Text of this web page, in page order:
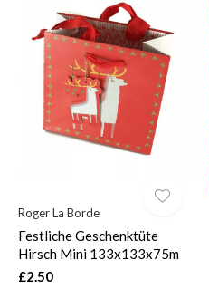
Roger La Borde
Festliche Geschenktüte
Hirsch Mini 133x133x75m
£2.50